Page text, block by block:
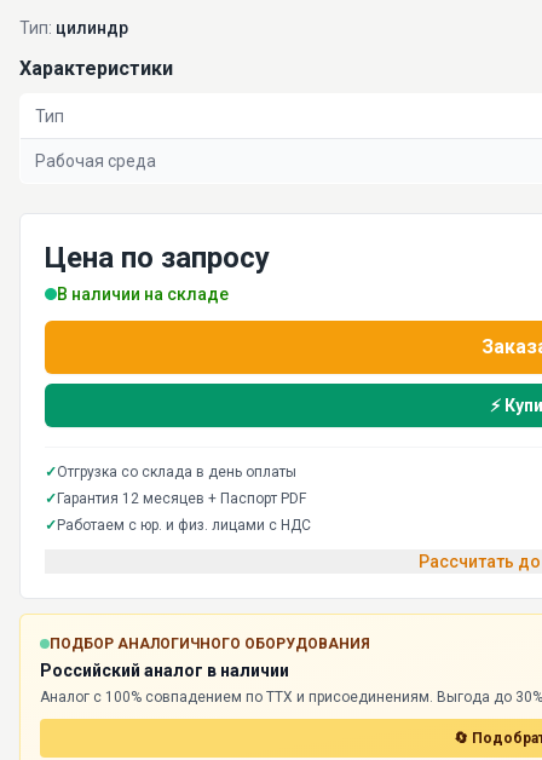
Тип: цилиндр
Характеристики
Тип
Рабочая среда
Цена по запросу
В наличии на складе
⚡
✓Отгрузка со склада в день оплаты
✓ Гарантия 12 месяцев + Паспорт PDF
✓ Работаем с юр. и физ. лицами с НДС
Рассчитать
ПОДБОР АНАЛОГИЧНОГО ОБОРУДОВАНИЯ
Российский аналог в наличии
Аналог с 100% совпадением по ТТХ и присоединениям. Выгода до
🔄